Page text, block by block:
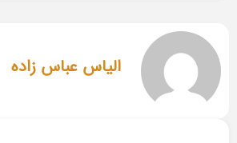
الیاس عباس زاده